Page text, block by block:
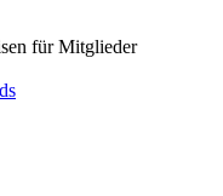
für Mitglieder